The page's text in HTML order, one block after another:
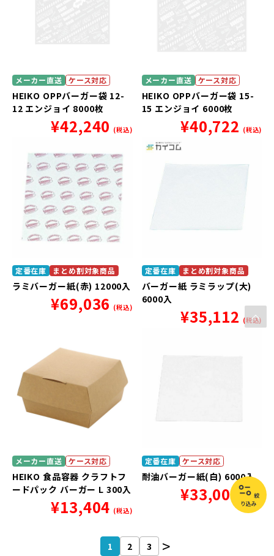
メーカー直送 ケース対応
HEIKO OPPバーガー袋 12-
12 エンジョイ 8000枚
¥42,240 (税込)
メーカー直送 ケース対応
HEIKO OPPバーガー袋 15-
15 エンジョイ 6000枚
¥40,722 (税込)
定番在庫 まとめ割対象商品
ラミバーガー紙(赤) 12000入
¥69,036 (税込)
定番在庫 まとめ割対象商品
バーガー紙 ラミラップ(大)
6000入
¥35,112 (税込)
メーカー直送 ケース対応
HEIKO 食品容器 クラフトフ
ードパック バーガー L 300入
¥13,404 (税込)
定番在庫 ケース対応
耐油バーガー紙(白) 6000入
¥33,000 (税込)
1 2 3
絞
り込み